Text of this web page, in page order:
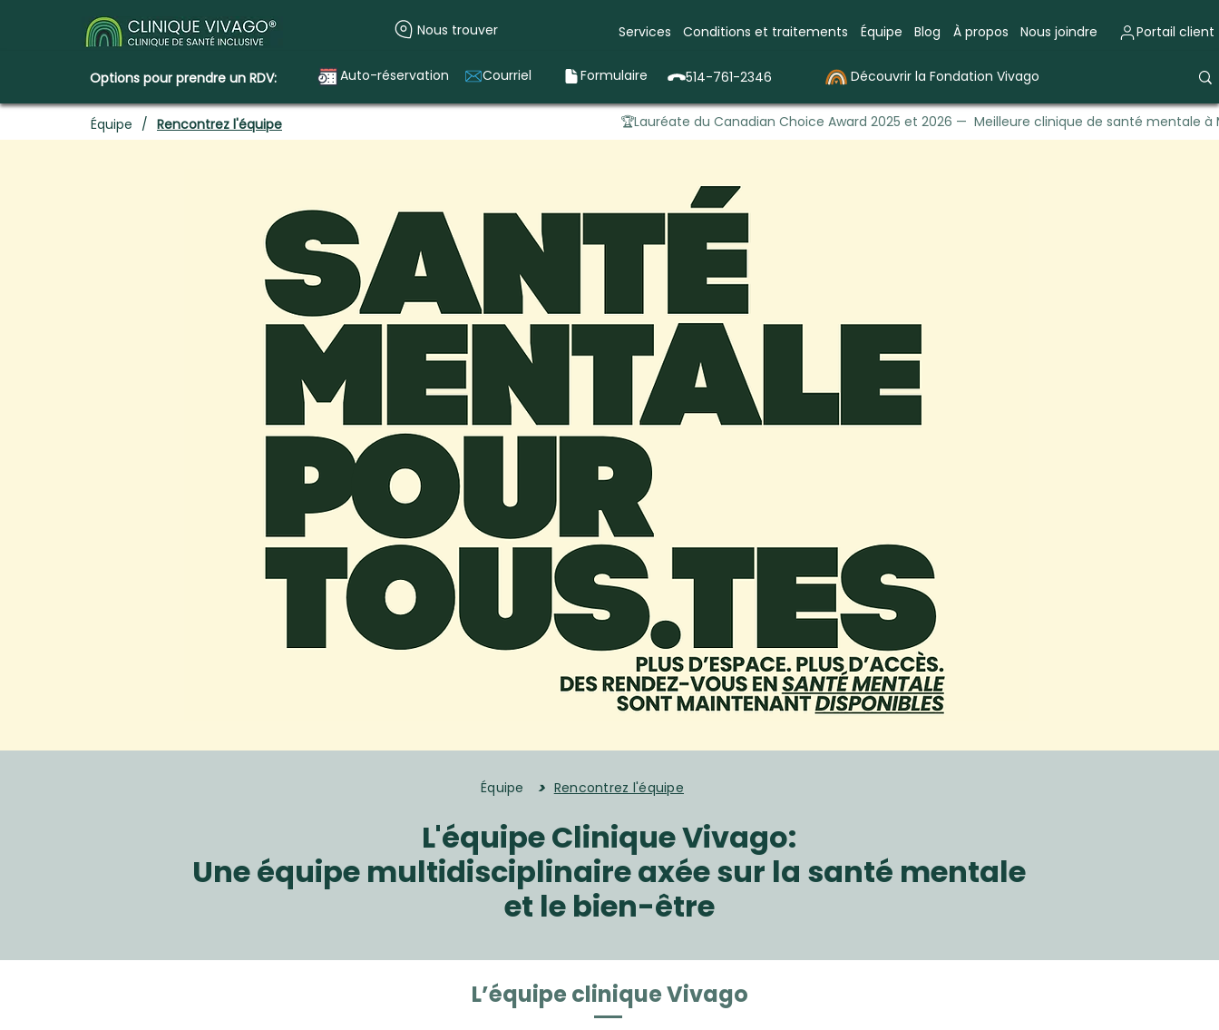
Nous trouver Services Conditions et traitements Équipe Blog À propos Nous joindre Portail client
Options pour prendre un RDV: Auto-réservation Courriel Formulaire 514-761-2346 Découvrir la Fondation Vivago
Équipe / Rencontrez l'équipe 🏆Lauréate du Canadian Choice Award 2025 et 2026 — Meilleure clinique de santé mentale à
Équipe > Rencontrez l'équipe
L'équipe Clinique Vivago:
Une équipe multidisciplinaire axée sur la santé mentale
et le bien-être
L’équipe clinique Vivago